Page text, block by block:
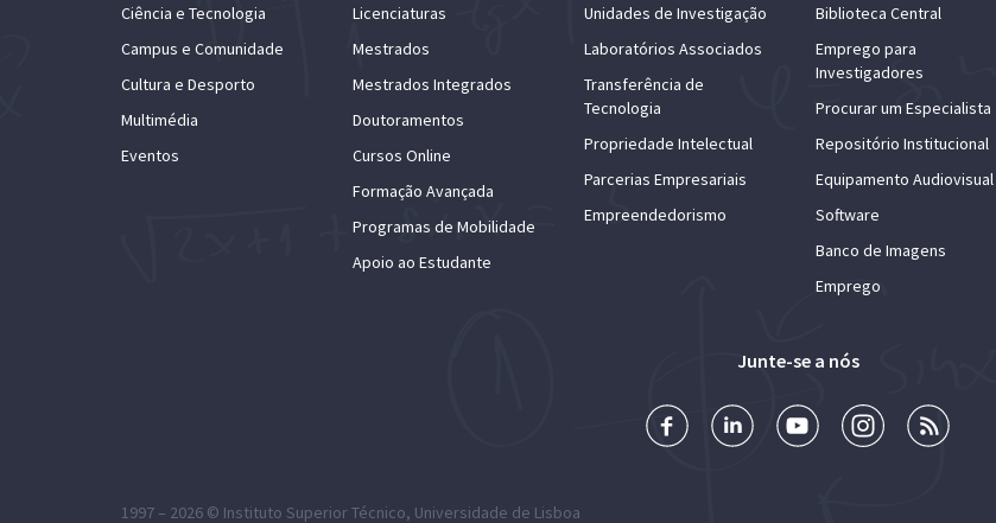
Ciência e Tecnologia
Campus e Comunidade
Cultura e Desporto
Multimédia
Eventos
Licenciaturas
Mestrados
Mestrados Integrados
Doutoramentos
Cursos Online
Formação Avançada
Programas de Mobilidade
Apoio ao Estudante
Unidades de Investigação
Laboratórios Associados
Transferência de
Tecnologia
Propriedade Intelectual
Parcerias Empresariais
Empreendedorismo
Biblioteca Central
Emprego para
Investigadores
Procurar um Especialista
Repositório Institucional
Equipamento Audiovisual
Software
Banco de Imagens
Emprego
Junte-se a nós
1997 – 2026 © Instituto Superior Técnico, Universidade de Lisboa